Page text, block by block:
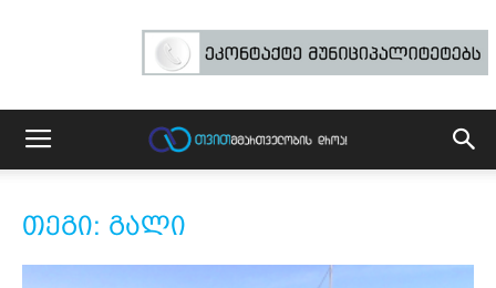
თეგი: გალი